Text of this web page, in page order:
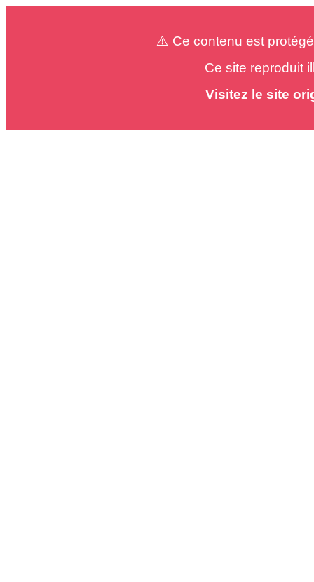
⚠️ Ce contenu est
Ce site reproduit
Visitez le site